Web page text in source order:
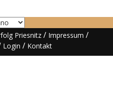
Priesnitz / Impressum /
Login / Kontakt